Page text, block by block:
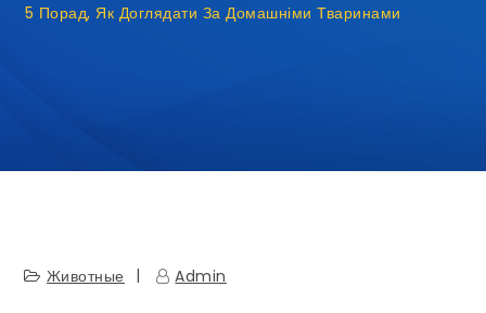
5 Порад, Як Доглядати За Домашніми Тваринами
Животные Admin